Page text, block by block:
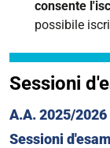
consente
possibile
Sessioni
A.A. 2025/2026
Sessioni